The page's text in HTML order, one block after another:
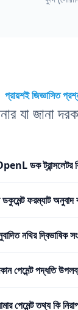
প্রায়শই জিজ্ঞাসিত
যা জানা
ডক ট্রান্সলেটর
ফরম্যাট অনুবাদ
নথির দ্বিভাষিক
পেমেন্ট পদ্ধতি
পেমেন্ট তথ্য কি